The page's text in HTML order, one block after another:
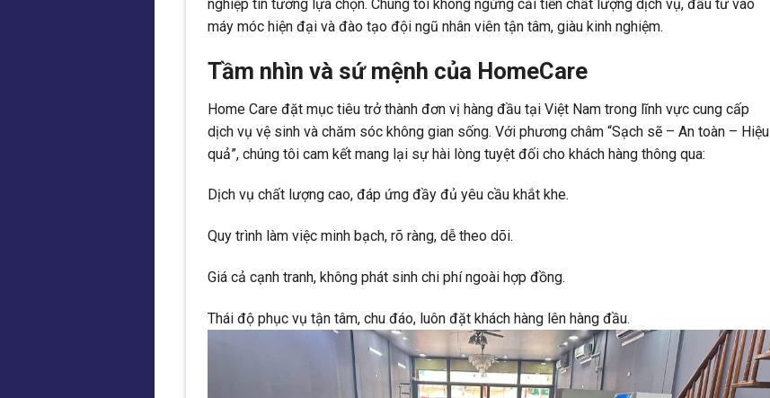
nghiệp tin tưởng lựa chọn. Chúng tôi không ngừng cải tiến chất lượng dịch vụ, đầu tư vào
máy móc hiện đại và đào tạo đội ngũ nhân viên tận tâm, giàu kinh nghiệm.
Tầm nhìn và sứ mệnh của HomeCare
Home Care đặt mục tiêu trở thành đơn vị hàng đầu tại Việt Nam trong lĩnh vực cung cấp
dịch vụ vệ sinh và chăm sóc không gian sống. Với phương châm “Sạch sẽ – An toàn – Hiệu
quả”, chúng tôi cam kết mang lại sự hài lòng tuyệt đối cho khách hàng thông qua:
Dịch vụ chất lượng cao, đáp ứng đầy đủ yêu cầu khắt khe.
Quy trình làm việc minh bạch, rõ ràng, dễ theo dõi.
Giá cả cạnh tranh, không phát sinh chi phí ngoài hợp đồng.
Thái độ phục vụ tận tâm, chu đáo, luôn đặt khách hàng lên hàng đầu.